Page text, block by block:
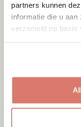
partners kunnen
informatie die u
verzameld op basis